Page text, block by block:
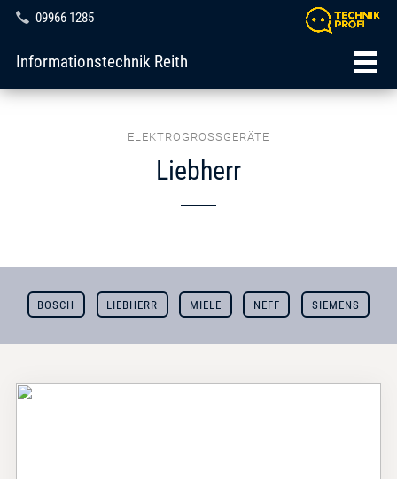
09966 1285
Informationstechnik Reith
ELEKTROGROSSGERÄTE
Liebherr
BOSCH LIEBHERR MIELE NEFF SIEMENS